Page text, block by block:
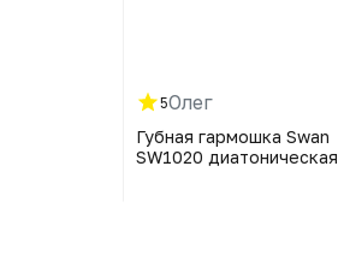
5Олег
Губная гармошка Swan
SW1020 диатоническая